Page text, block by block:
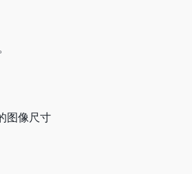
图像尺寸